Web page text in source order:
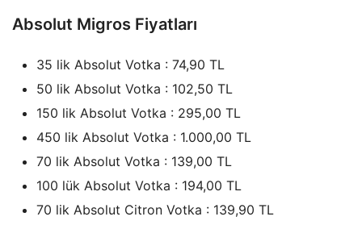
Absolut Migros Fiyatları
35 lik Absolut Votka : 74,90 TL
50 lik Absolut Votka : 102,50 TL
150 lik Absolut Votka : 295,00 TL
450 lik Absolut Votka : 1.000,00 TL
70 lik Absolut Votka : 139,00 TL
100 lük Absolut Votka : 194,00 TL
70 lik Absolut Citron Votka : 139,90 TL